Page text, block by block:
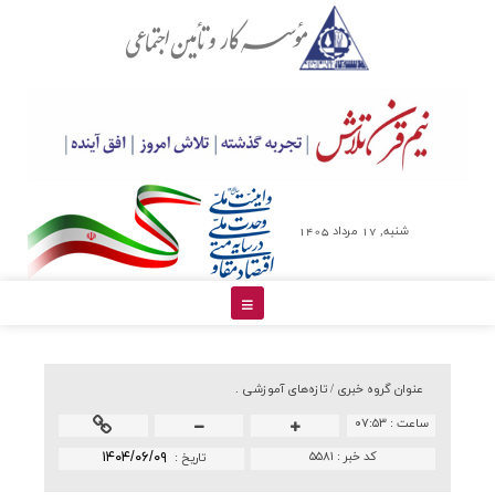
شنبه, 17 مرداد 1405
عنوان گروه خبري /تازه‌های آموزشی .
ساعت :۰۷:۵۳
تاريخ : ۱۴۰۴/۰۶/۰۹ کد خبر : ۵۵۸۱